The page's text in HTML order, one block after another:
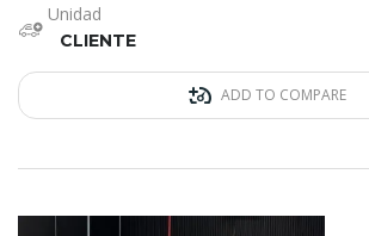
Unidad
CLIENTE
ADD TO COMPARE